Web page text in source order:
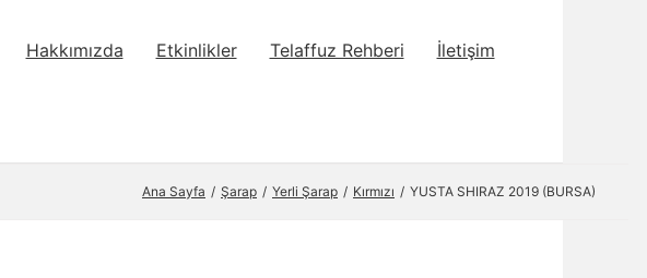
Hakkımızda Etkinlikler Telaffuz Rehberi İletişim
Ana Sayfa Şarap Yerli Şarap Kırmızı YUSTA SHIRAZ 2019 (BURSA)